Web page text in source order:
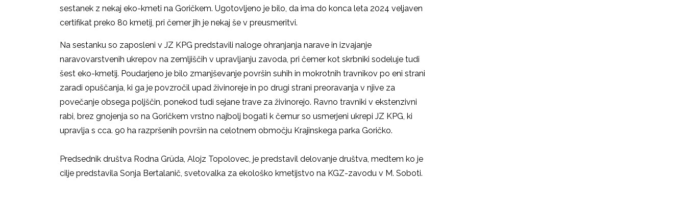
sestanek z nekaj eko-kmeti na Goričkem. Ugotovljeno je bilo, da ima do konca leta 2024 veljaven
certifikat preko 80 kmetij, pri čemer jih je nekaj še v preusmeritvi.
Na sestanku so zaposleni v JZ KPG predstavili naloge ohranjanja narave in izvajanje
naravovarstvenih ukrepov na zemljiščih v upravljanju zavoda, pri čemer kot skrbniki sodeluje tudi
šest eko-kmetij. Poudarjeno je bilo zmanjševanje površin suhih in mokrotnih travnikov po eni strani
zaradi opuščanja, ki ga je povzročil upad živinoreje in po drugi strani preoravanja v njive za
povečanje obsega poljščin, ponekod tudi sejane trave za živinorejo. Ravno travniki v ekstenzivni
rabi, brez gnojenja so na Goričkem vrstno najbolj bogati k čemur so usmerjeni ukrepi JZ KPG, ki
upravlja s cca. 90 ha razpršenih površin na celotnem območju Krajinskega parka Goričko.
Predsednik društva Rodna Grüda, Alojz Topolovec, je predstavil delovanje društva, medtem ko je
cilje predstavila Sonja Bertalanič, svetovalka za ekološko kmetijstvo na KGZ-zavodu v M. Soboti.